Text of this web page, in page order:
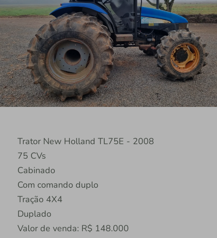
Trator New Holland TL75E - 2008
75 CVs
Cabinado
Com comando duplo
Tração 4X4
Duplado
Valor de venda: R$ 148.000